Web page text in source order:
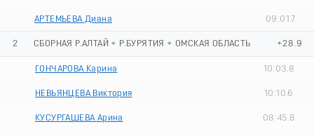
АРТЕМЬЕВА Диана 09:01.7
2 СБОРНАЯ Р.АЛТАЙ + Р.БУРЯТИЯ + ОМСКАЯ ОБЛАСТЬ +28.9
ГОНЧАРОВА Карина 10:03.8
НЕВЬЯНЦЕВА Виктория 10:10.6
КУСУРГАШЕВА Арина 08:45.8